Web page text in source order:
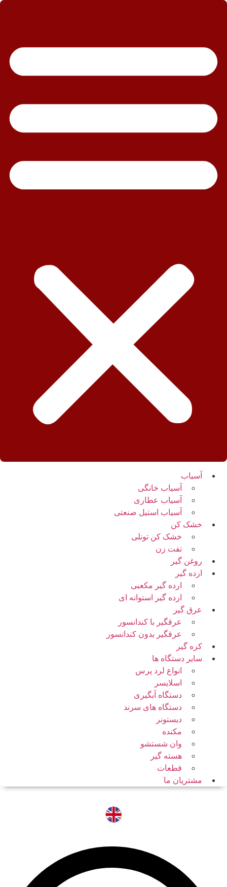
پرش
آسیاب
آسیاب خانگی
آسیاب عطاری
آسیاب استیل صنعتی
خشک کن
خشک کن تونلی
تفت زن
روغن گیر
ارده گیر
ارده گیر مکعبی
ارده گیر استوانه ای
عرق گیر
عرقگیر با کندانسور
عرقگیر بدون کندانسور
کره گیر
سایر دستگاه ها
انواع لرد پرس
اسلایسر
دستگاه آبگیری
دستگاه های سرند
دیستونر
مکنده
وان شستشو
هسته گیر
قطعات
مشتریان ما